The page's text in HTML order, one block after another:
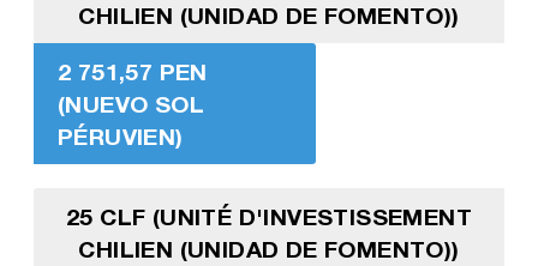
CHILIEN (UNIDAD DE FOMENTO))
2 751,57 PEN
(NUEVO SOL
PÉRUVIEN)
25 CLF (UNITÉ D'INVESTISSEMENT
CHILIEN (UNIDAD DE FOMENTO))